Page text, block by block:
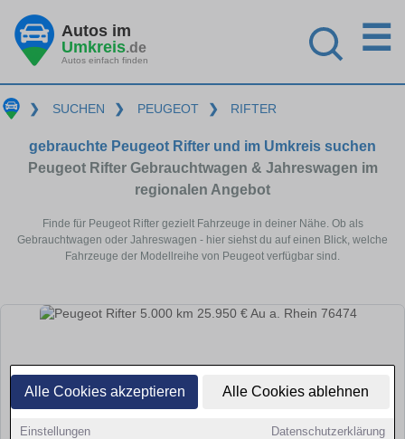
Alle Cookies akzeptieren Alle Cookies ablehnen
Einstellungen Datenschutzerklärung
Autos im
Umkreis.de
Autos einfach finden
☰
❯ SUCHEN ❯ PEUGEOT ❯ RIFTER
gebrauchte Peugeot Rifter und im Umkreis suchen
Peugeot Rifter Gebrauchtwagen & Jahreswagen im
regionalen Angebot
Finde für Peugeot Rifter gezielt Fahrzeuge in deiner Nähe. Ob als
Gebrauchtwagen oder Jahreswagen - hier siehst du auf einen Blick, welche
Fahrzeuge der Modellreihe von Peugeot verfügbar sind.